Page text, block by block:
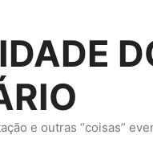
e outras “coisas”